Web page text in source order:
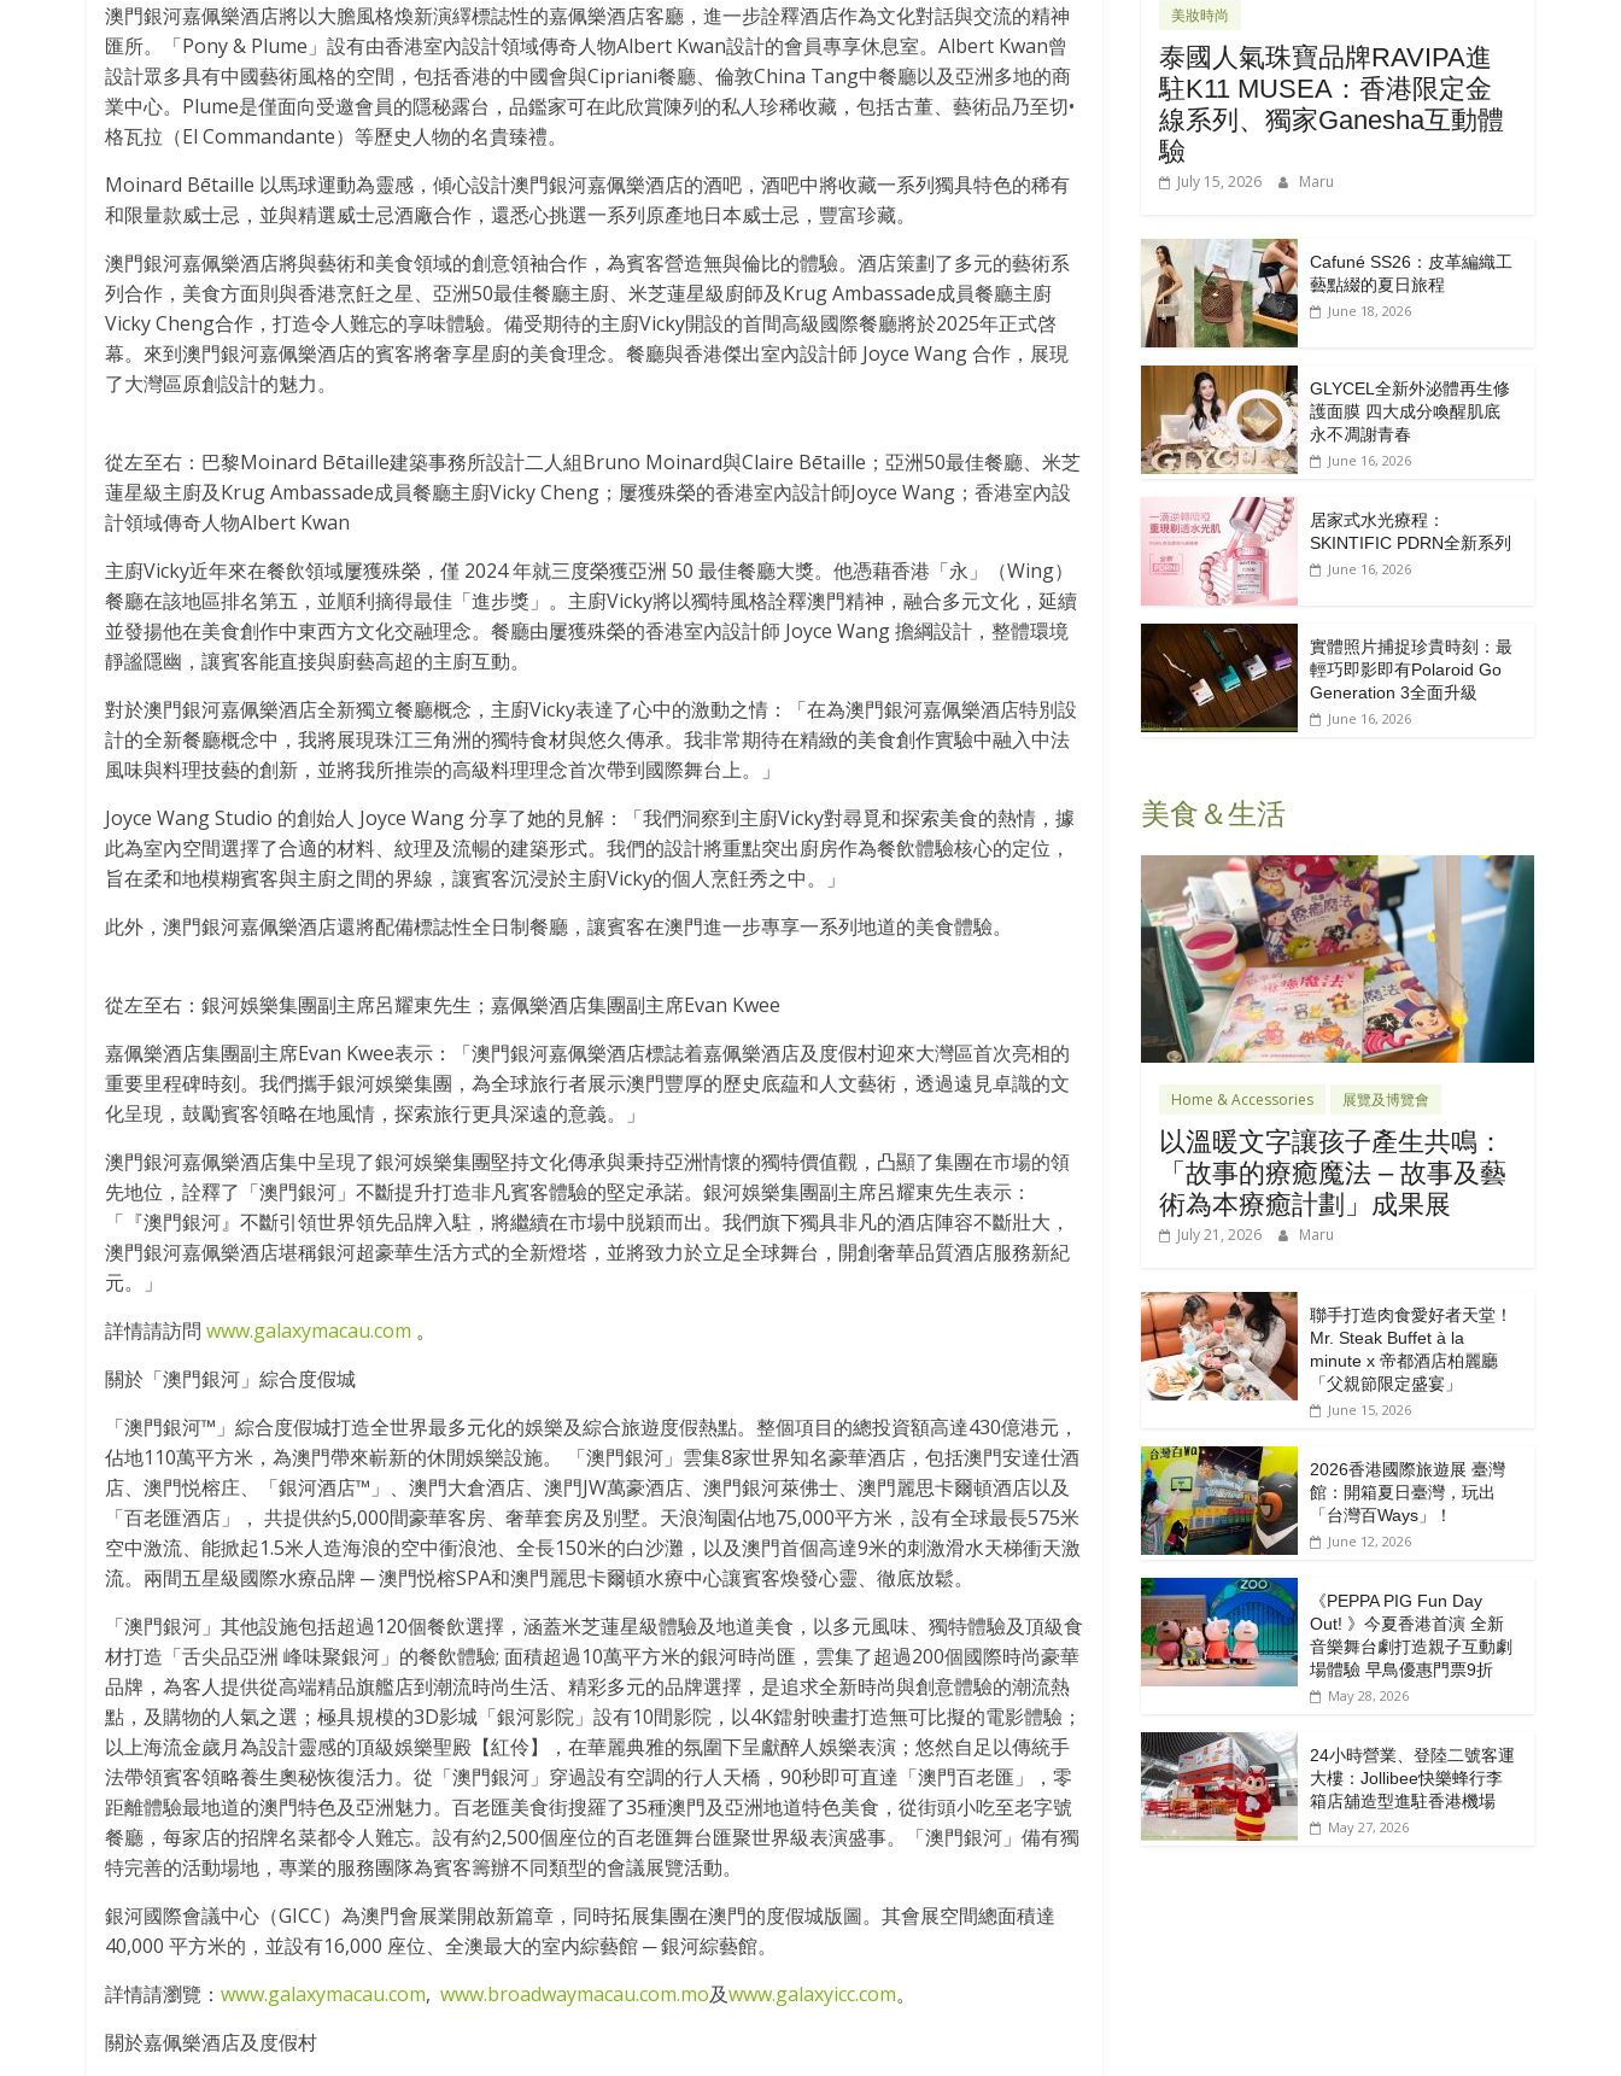
澳門銀河嘉佩樂酒店將以大膽風格煥新演繹標誌性的嘉佩樂酒店客廳，進一步詮釋酒店作為文化對話與交流的精神
匯所。「Pony & Plume」設有由香港室內設計領域傳奇人物Albert Kwan設計的會員專享休息室。Albert Kwan曾
設計眾多具有中國藝術風格的空間，包括香港的中國會與Cipriani餐廳、倫敦China Tang中餐廳以及亞洲多地的商
業中心。Plume是僅面向受邀會員的隱秘露台，品鑑家可在此欣賞陳列的私人珍稀收藏，包括古董、藝術品乃至切•
格瓦拉（El Commandante）等歷史人物的名貴臻禮。
Moinard Bētaille 以馬球運動為靈感，傾心設計澳門銀河嘉佩樂酒店的酒吧，酒吧中將收藏一系列獨具特色的稀有
和限量款威士忌，並與精選威士忌酒廠合作，還悉心挑選一系列原產地日本威士忌，豐富珍藏。
澳門銀河嘉佩樂酒店將與藝術和美食領域的創意領袖合作，為賓客營造無與倫比的體驗。酒店策劃了多元的藝術系
列合作，美食方面則與香港烹飪之星、亞洲50最佳餐廳主廚、米芝蓮星級廚師及Krug Ambassade成員餐廳主廚
Vicky Cheng合作，打造令人難忘的享味體驗。備受期待的主廚Vicky開設的首間高級國際餐廳將於2025年正式啓
幕。來到澳門銀河嘉佩樂酒店的賓客將奢享星廚的美食理念。餐廳與香港傑出室內設計師 Joyce Wang合作，展現
了大灣區原創設計的魅力。
從左至右：巴黎Moinard Bētaille建築事務所設計二人組Bruno Moinard與Claire Bētaille；亞洲50最佳餐廳、米芝
蓮星級主廚及Krug Ambassade成員餐廳主廚Vicky Cheng；屢獲殊榮的香港室內設計師Joyce Wang；香港室內設
計領域傳奇人物Albert Kwan
主廚Vicky近年來在餐飲領域屢獲殊榮，僅 2024 年就三度榮獲亞洲 50 最佳餐廳大獎。他憑藉香港「永」（Wing）
餐廳在該地區排名第五，並順利摘得最佳「進步獎」。主廚Vicky將以獨特風格詮釋澳門精神，融合多元文化，延續
並發揚他在美食創作中東西方文化交融理念。餐廳由屢獲殊榮的香港室內設計師 Joyce Wang擔綱設計，整體環境
靜謐隱幽，讓賓客能直接與廚藝高超的主廚互動。
對於澳門銀河嘉佩樂酒店全新獨立餐廳概念，主廚Vicky表達了心中的激動之情：「在為澳門銀河嘉佩樂酒店特別設
計的全新餐廳概念中，我將展現珠江三角洲的獨特食材與悠久傳承。我非常期待在精緻的美食創作實驗中融入中法
風味與料理技藝的創新，並將我所推崇的高級料理理念首次帶到國際舞台上。」
Joyce Wang Studio 的創始人 Joyce Wang分享了她的見解：「我們洞察到主廚Vicky對尋覓和探索美食的熱情，據
此為室內空間選擇了合適的材料、紋理及流暢的建築形式。我們的設計將重點突出廚房作為餐飲體驗核心的定位，
旨在柔和地模糊賓客與主廚之間的界線，讓賓客沉浸於主廚Vicky的個人烹飪秀之中。」
此外，澳門銀河嘉佩樂酒店還將配備標誌性全日制餐廳，讓賓客在澳門進一步專享一系列地道的美食體驗。
從左至右：銀河娛樂集團副主席呂耀東先生；嘉佩樂酒店集團副主席Evan Kwee
嘉佩樂酒店集團副主席Evan Kwee表示：「澳門銀河嘉佩樂酒店標誌着嘉佩樂酒店及度假村迎來大灣區首次亮相的
重要里程碑時刻。我們攜手銀河娛樂集團，為全球旅行者展示澳門豐厚的歷史底藴和人文藝術，透過遠見卓識的文
化呈現，鼓勵賓客領略在地風情，探索旅行更具深遠的意義。」
澳門銀河嘉佩樂酒店集中呈現了銀河娛樂集團堅持文化傳承與秉持亞洲情懷的獨特價值觀，凸顯了集團在市場的領
先地位，詮釋了「澳門銀河」不斷提升打造非凡賓客體驗的堅定承諾。銀河娛樂集團副主席呂耀東先生表示：
「『澳門銀河』不斷引領世界領先品牌入駐，將繼續在市場中脱穎而出。我們旗下獨具非凡的酒店陣容不斷壯大，
澳門銀河嘉佩樂酒店堪稱銀河超豪華生活方式的全新燈塔，並將致力於立足全球舞台，開創奢華品質酒店服務新紀
元。」
詳情請訪問 www.galaxymacau.com 。
關於「澳門銀河」綜合度假城
「澳門銀河™」綜合度假城打造全世界最多元化的娛樂及綜合旅遊度假熱點。整個項目的總投資額高達430億港元，
佔地110萬平方米，為澳門帶來嶄新的休閒娛樂設施。 「澳門銀河」雲集8家世界知名豪華酒店，包括澳門安達仕酒
店、澳門悦榕庄、「銀河酒店™」、澳門大倉酒店、澳門JW萬豪酒店、澳門銀河萊佛士、澳門麗思卡爾頓酒店以及
「百老匯酒店」， 共提供約5,000間豪華客房、奢華套房及別墅。天浪淘園佔地75,000平方米，設有全球最長575米
空中激流、能掀起1.5米人造海浪的空中衝浪池、全長150米的白沙灘，以及澳門首個高達9米的刺激滑水天梯衝天激
流。兩間五星級國際水療品牌 ─ 澳門悦榕SPA和澳門麗思卡爾頓水療中心讓賓客煥發心靈、徹底放鬆。
「澳門銀河」其他設施包括超過120個餐飲選擇，涵蓋米芝蓮星級體驗及地道美食，以多元風味、獨特體驗及頂級食
材打造「舌尖品亞洲 峰味聚銀河」的餐飲體驗; 面積超過10萬平方米的銀河時尚匯，雲集了超過200個國際時尚豪華
品牌，為客人提供從高端精品旗艦店到潮流時尚生活、精彩多元的品牌選擇，是追求全新時尚與創意體驗的潮流熱
點，及購物的人氣之選；極具規模的3D影城「銀河影院」設有10間影院，以4K鐳射映畫打造無可比擬的電影體驗；
以上海流金歲月為設計靈感的頂級娛樂聖殿【紅伶】，在華麗典雅的氛圍下呈獻醉人娛樂表演；悠然自足以傳統手
法帶領賓客領略養生奧秘恢復活力。從「澳門銀河」穿過設有空調的行人天橋，90秒即可直達「澳門百老匯」，零
距離體驗最地道的澳門特色及亞洲魅力。百老匯美食街搜羅了35種澳門及亞洲地道特色美食，從街頭小吃至老字號
餐廳，每家店的招牌名菜都令人難忘。設有約2,500個座位的百老匯舞台匯聚世界級表演盛事。「澳門銀河」備有獨
特完善的活動場地，專業的服務團隊為賓客籌辦不同類型的會議展覽活動。
銀河國際會議中心（GICC）為澳門會展業開啟新篇章，同時拓展集團在澳門的度假城版圖。其會展空間總面積達
40,000 平方米的，並設有16,000 座位、全澳最大的室内綜藝館 ─ 銀河綜藝館。
詳情請瀏覽： www.galaxymacau.com, www.broadwaymacau.com.mo及www.galaxyicc.com。
關於嘉佩樂酒店及度假村
美妝時尚
泰國人氣珠寶品牌RAVIPA進
駐K11 MUSEA：香港限定金
線系列、獨家Ganesha互動體
驗
July 15, 2026 Maru
Cafuné SS26：皮革編織工
藝點綴的夏日旅程
June 18, 2026
GLYCEL全新外泌體再生修
護面膜 四大成分喚醒肌底
永不凋謝青春
June 16, 2026
居家式水光療程：
SKINTIFIC PDRN全新系列
June 16, 2026
實體照片捕捉珍貴時刻：最
輕巧即影即有Polaroid Go
Generation 3全面升級
June 16, 2026
美食＆生活
Home & Accessories 展覽及博覽會
以溫暖文字讓孩子產生共鳴：
「故事的療癒魔法 – 故事及藝
術為本療癒計劃」成果展
July 21, 2026 Maru
聯手打造肉食愛好者天堂！
Mr. Steak Buffet à la
minute x 帝都酒店柏麗廳
「⽗親節限定盛宴」
June 15, 2026
2026香港國際旅遊展 臺灣
館：開箱夏日臺灣，玩出
「台灣百Ways」！
June 12, 2026
《PEPPA PIG Fun Day
Out! 》今夏香港首演 全新
音樂舞台劇打造親子互動劇
場體驗 早鳥優惠門票9折
May 28, 2026
24小時營業、登陸二號客運
大樓：Jollibee快樂蜂行李
箱店舖造型進駐香港機場
May 27, 2026